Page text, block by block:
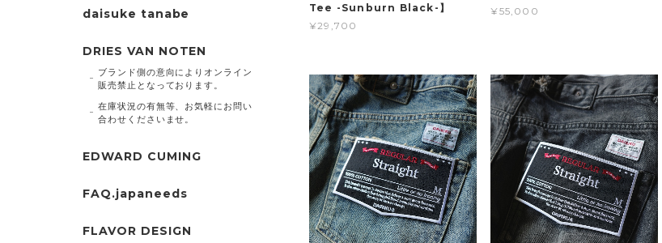
Tee -Sunburn Black-】
¥29,700
¥55,000
daisuke tanabe
DRIES VAN NOTEN
ブランド側の意向によりオンライン
販売禁止となっております。
在庫状況の有無等、お気軽にお問い
合わせくださいませ。
EDWARD CUMING
FAQ.japaneeds
FLAVOR DESIGN